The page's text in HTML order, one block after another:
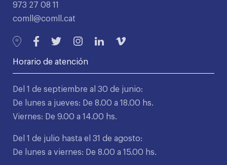
973 27 08 11
comll@comll.cat
Horario de atención
Del 1 de septiembre al 30 de junio:
De lunes a jueves: De 8.00 a 18.00 hs.
Viernes: De 9.00 a 14.00 hs.
Del 1 de julio hasta el 31 de agosto:
De lunes a viernes: De 8.00 a 15.00 hs.